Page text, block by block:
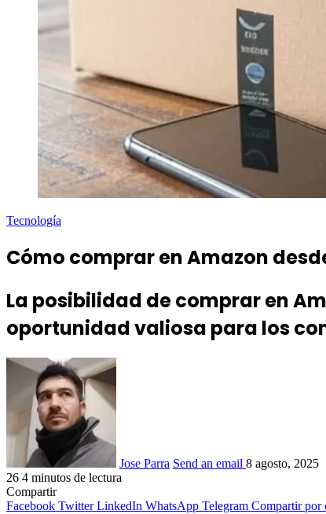
Tecnología
Cómo comprar en Amazon
La posibilidad de comprar en
oportunidad valiosa para los
Jose Parra Send an email 8 agosto, 2025
26 4 minutos de lectura
Compartir
Facebook Twitter LinkedIn WhatsApp Telegram Compartir por